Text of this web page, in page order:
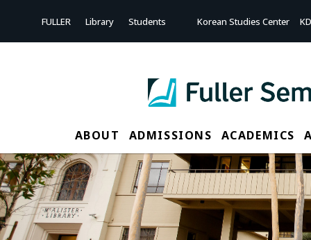
FULLER Library Students Korean Studies Center
ABOUT ADMISSIONS ACADEMICS